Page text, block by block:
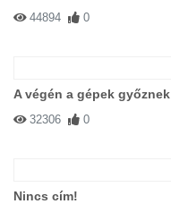
44894 0
A végén a gépek győznek
32306 0
Nincs cím!